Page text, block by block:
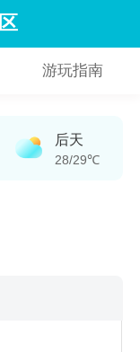
游玩指南
后天
28/29℃